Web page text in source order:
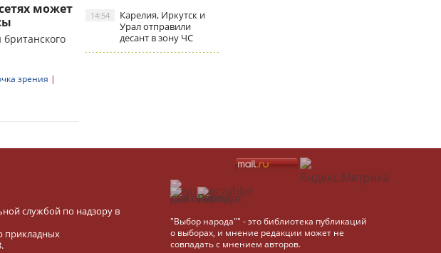
может
зрения |
Карелия, Иркутск и
Урал отправили
десант в зону ЧС
14:54
службой по надзору в
прикладных
"Выбор народа"" - это библиотека публикаций
о выборах, и мнение редакции может не
совпадать с мнением авторов.